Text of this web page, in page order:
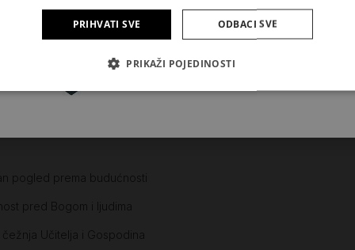
duhovne obnove – ulaženje u sebe
pogled prema budućnosti
pred Bogom i ljudima
Učitelja i Gospodina
PRIHVATI SVE ODBACI SVE
PRIKAŽI POJEDINOSTI